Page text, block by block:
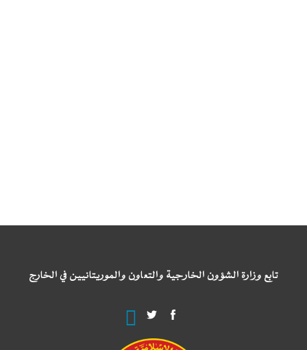
تابع وزارة الشؤون الخارجية والتعاون والموريتانيين في الخارج